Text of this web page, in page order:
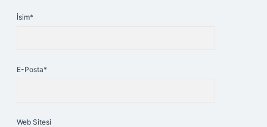
İsim*
E-Posta*
Web Sitesi